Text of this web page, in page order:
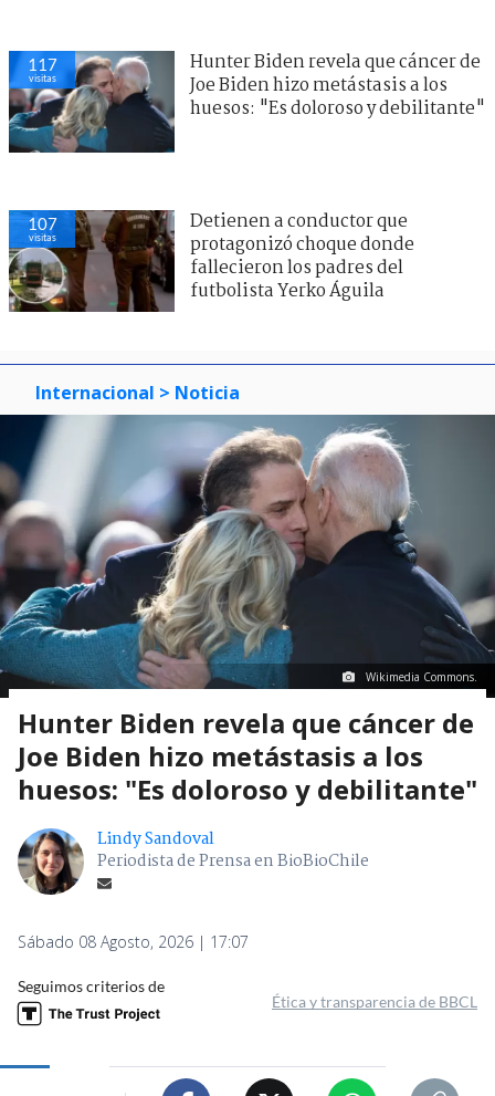
117
visitas
Hunter Biden revela que cáncer de
Joe Biden hizo metástasis a los
huesos: "Es doloroso y debilitante"
107
visitas
Detienen a conductor que
protagonizó choque donde
fallecieron los padres del
futbolista Yerko Águila
Internacional > Noticia
Wikimedia Commons.
Hunter Biden revela que cáncer de
Joe Biden hizo metástasis a los
huesos: "Es doloroso y debilitante"
Lindy Sandoval
Periodista de Prensa en BioBioChile
Sábado 08 Agosto, 2026 | 17:07
Seguimos criterios de
Ética y transparencia de BBCL